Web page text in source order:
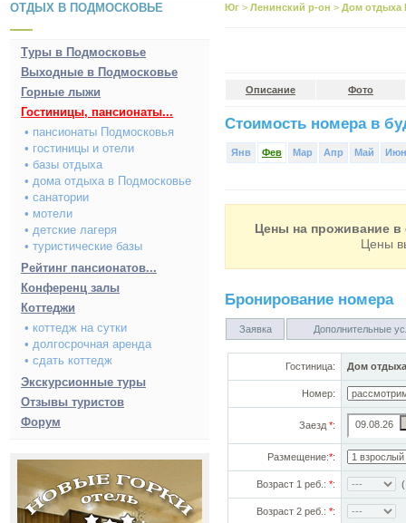
ОТДЫХ В ПОДМОСКОВЬЕ
Туры в Подмосковье
Выходные в Подмосковье
Горные лыжи
Гостиницы, пансионаты...
• пансионаты Подмосковья
• гостиницы и отели
• базы отдыха
• дома отдыха в Подмосковье
• санатории
• мотели
• детские лагеря
• туристические базы
Рейтинг пансионатов...
Конференц залы
Коттеджи
• коттедж на сутки
• долгосрочная аренда
• сдать коттедж
Экскурсионные туры
Отзывы туристов
Форум
Юг > Ленинский р-он > Дом отдыха
Описание Фото
Стоимость номера в
Янв Фев Мар Апр Май Июн
Цены на проживание в
Цены
Бронирование номера
Заявка Дополнительные
Гостиница: Дом
Номер:
Заезд *:
Размещение:*:
Возраст 1 реб.: *:
Возраст 2 реб.: *: